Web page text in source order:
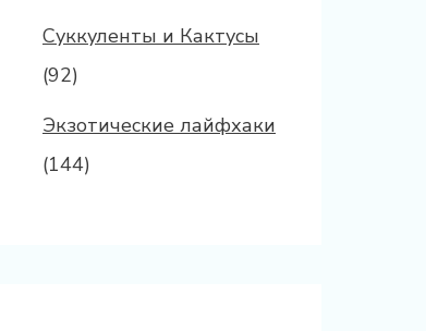
Суккуленты и Кактусы
(92)
Экзотические лайфхаки
(144)